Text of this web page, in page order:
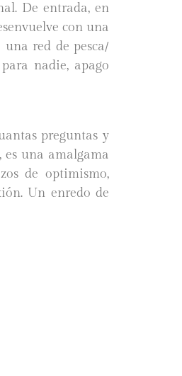
De entrada, en
con una
una red de pesca/
nadie, apago
preguntas y
, es una amalgama
de optimismo,
Un enredo de